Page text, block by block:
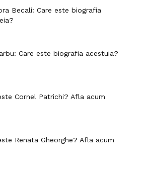
Becali: Care este biografia
Care este biografia acestuia?
Cornel Patrichi? Afla acum
Renata Gheorghe? Afla acum